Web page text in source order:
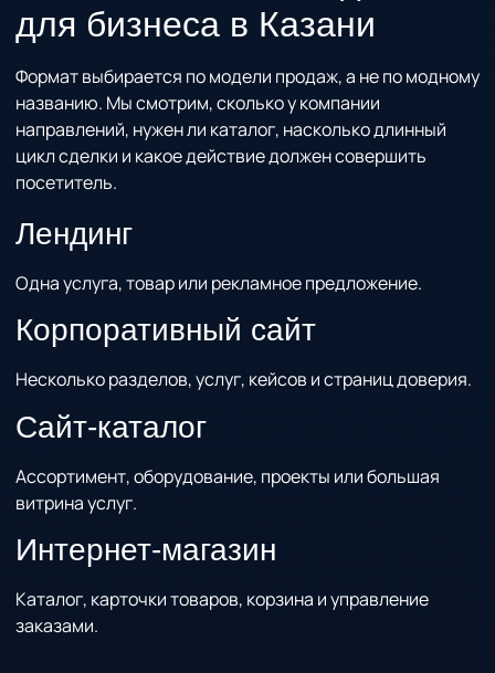
для бизнеса в Казани
Формат выбирается по модели продаж, а не по модному
названию. Мы смотрим, сколько у компании
направлений, нужен ли каталог, насколько длинный
цикл сделки и какое действие должен совершить
посетитель.
Лендинг
Одна услуга, товар или рекламное предложение.
Корпоративный сайт
Несколько разделов, услуг, кейсов и страниц доверия.
Сайт-каталог
Ассортимент, оборудование, проекты или большая
витрина услуг.
Интернет-магазин
Каталог, карточки товаров, корзина и управление
заказами.